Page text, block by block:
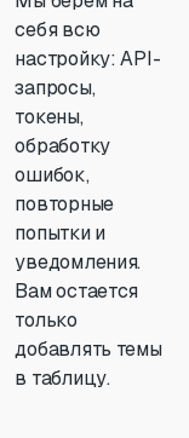
себя всю
настройку: API-
запросы,
токены,
обработку
ошибок,
повторные
попытки и
уведомления.
Вам остается
только
добавлять темы
в таблицу.